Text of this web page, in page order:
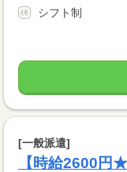
シフト制
[一般派遣]
【時給2600円